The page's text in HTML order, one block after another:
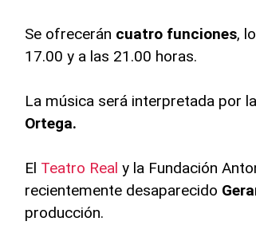
Se ofrecerán cuatro funciones,
17.00 y a las 21.00 horas.
La música será interpretada por la
Ortega.
El Teatro Real y la Fundación
recientemente desaparecido
producción.